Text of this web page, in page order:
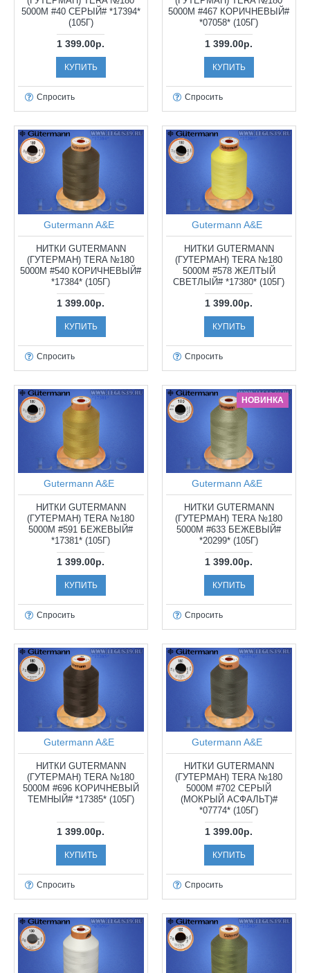
5000М #40 СЕРЫЙ# *17394*
(105Г)
1 399.00р.
КУПИТЬ
Спросить
5000М #467 КОРИЧНЕВЫЙ#
*07058* (105Г)
1 399.00р.
КУПИТЬ
Спросить
Gutermann A&E
НИТКИ GUTERMANN
(ГУТЕРМАН) TERA №180
5000М #540 КОРИЧНЕВЫЙ#
*17384* (105Г)
1 399.00р.
КУПИТЬ
Спросить
Gutermann A&E
НИТКИ GUTERMANN
(ГУТЕРМАН) TERA №180
5000М #578 ЖЕЛТЫЙ
СВЕТЛЫЙ# *17380* (105Г)
1 399.00р.
КУПИТЬ
Спросить
Gutermann A&E
НИТКИ GUTERMANN
(ГУТЕРМАН) TERA №180
5000М #591 БЕЖЕВЫЙ#
*17381* (105Г)
1 399.00р.
КУПИТЬ
Спросить
НОВИНКА
Gutermann A&E
НИТКИ GUTERMANN
(ГУТЕРМАН) TERA №180
5000М #633 БЕЖЕВЫЙ#
*20299* (105Г)
1 399.00р.
КУПИТЬ
Спросить
Gutermann A&E
НИТКИ GUTERMANN
(ГУТЕРМАН) TERA №180
5000М #696 КОРИЧНЕВЫЙ
ТЕМНЫЙ# *17385* (105Г)
1 399.00р.
КУПИТЬ
Спросить
Gutermann A&E
НИТКИ GUTERMANN
(ГУТЕРМАН) TERA №180
5000М #702 СЕРЫЙ
(МОКРЫЙ АСФАЛЬТ)#
*07774* (105Г)
1 399.00р.
КУПИТЬ
Спросить